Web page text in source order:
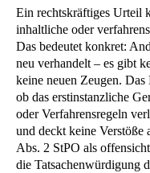
Ein rechtskräftiges Urteil
inhaltliche oder
Das bedeutet konkret:
neu verhandelt – es gibt
keine neuen Zeugen.
ob das erstinstanzliche
oder Verfahrensregeln
und deckt keine Verstöße
Abs. 2 StPO als
die Tatsachenwürdigung